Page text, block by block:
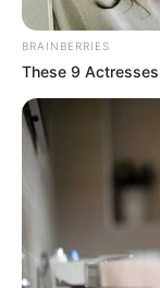
BRAINBERRIES
These 9 Actresses